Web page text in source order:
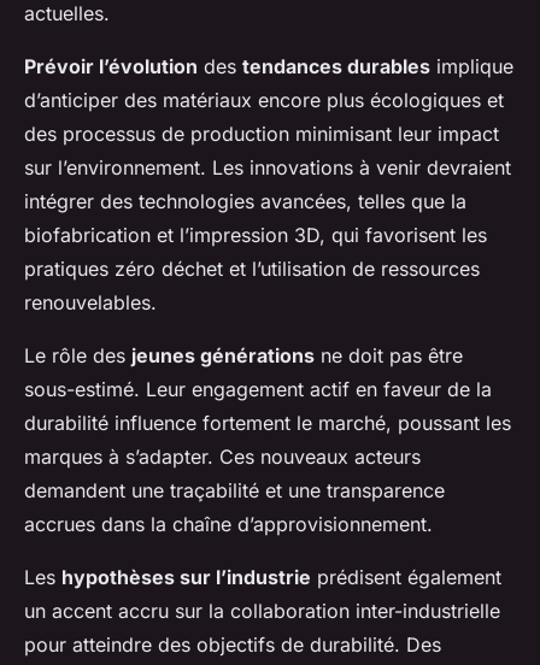
actuelles.
Prévoir l’évolution des tendances durables implique
d’anticiper des matériaux encore plus écologiques et
des processus de production minimisant leur impact
sur l’environnement. Les innovations à venir devraient
intégrer des technologies avancées, telles que la
biofabrication et l’impression 3D, qui favorisent les
pratiques zéro déchet et l’utilisation de ressources
renouvelables.
Le rôle des jeunes générations ne doit pas être
sous-estimé. Leur engagement actif en faveur de la
durabilité influence fortement le marché, poussant les
marques à s’adapter. Ces nouveaux acteurs
demandent une traçabilité et une transparence
accrues dans la chaîne d’approvisionnement.
Les hypothèses sur l’industrie prédisent également
un accent accru sur la collaboration inter-industrielle
pour atteindre des objectifs de durabilité. Des